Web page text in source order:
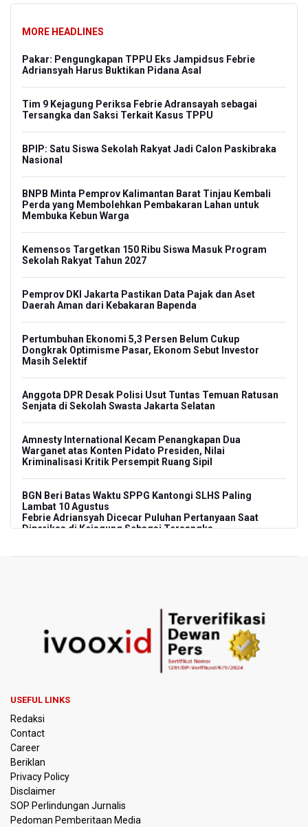
MORE HEADLINES
Pakar: Pengungkapan TPPU Eks Jampidsus Febrie
Adriansyah Harus Buktikan Pidana Asal
Tim 9 Kejagung Periksa Febrie Adransayah sebagai
Tersangka dan Saksi Terkait Kasus TPPU
BPIP: Satu Siswa Sekolah Rakyat Jadi Calon Paskibraka
Nasional
BNPB Minta Pemprov Kalimantan Barat Tinjau Kembali
Perda yang Membolehkan Pembakaran Lahan untuk
Membuka Kebun Warga
Kemensos Targetkan 150 Ribu Siswa Masuk Program
Sekolah Rakyat Tahun 2027
Pemprov DKI Jakarta Pastikan Data Pajak dan Aset
Daerah Aman dari Kebakaran Bapenda
Pertumbuhan Ekonomi 5,3 Persen Belum Cukup
Dongkrak Optimisme Pasar, Ekonom Sebut Investor
Masih Selektif
Anggota DPR Desak Polisi Usut Tuntas Temuan Ratusan
Senjata di Sekolah Swasta Jakarta Selatan
Amnesty International Kecam Penangkapan Dua
Warganet atas Konten Pidato Presiden, Nilai
Kriminalisasi Kritik Persempit Ruang Sipil
BGN Beri Batas Waktu SPPG Kantongi SLHS Paling
Lambat 10 Agustus
Febrie Adriansyah Dicecar Puluhan Pertanyaan Saat
Diperiksa di Kejagung Sebagai Tersangka
SEA V Cup 2026: Timnas Voli Putri Indonesia Menang
Lawan Vietnam 3-2
Kebakaran Landa Gedung Bapenda DKI Jakarta
PSSI Evaluasi TImnas Indonesia Setelah Gagal Tembus
Ditahan Imbang Singapura 1-1
Pemerintah Matangkan Rencana Pembaruan Buku Ajar
Nasional
USEFUL LINKS
Redaksi
Contact
Career
Beriklan
Privacy Policy
Disclaimer
SOP Perlindungan Jurnalis
Pedoman Pemberitaan Media